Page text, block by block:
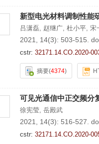
新型电光材料调制性能
吕潇磊, 赵继广, 杜小平, 宋
2021, 14(3): 503-515.
cstr: 32171.14.CO.2020-
摘要(4374)
可见光通信中正交频分
徐宪莹, 岳殿武
2021, 14(3): 516-527.
cstr: 32171.14.CO.2020-